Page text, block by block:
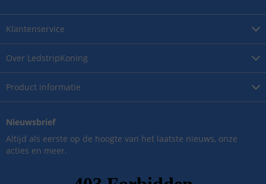
Over LedstripKoning
Product informatie
Klantenservice
Nieuwsbrief
Altijd als eerste op de hoogte van het laatste nieuws, onze
acties en meer.